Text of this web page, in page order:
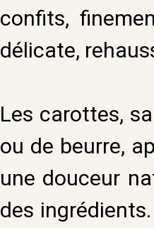
confits,
délicate,
Les carottes,
ou de beurre,
une douceur
des